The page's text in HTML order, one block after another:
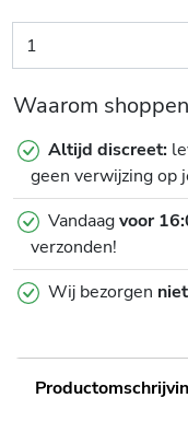
Waarom
Altijd discreet:
geen verwijzing op
Vandaagvoor
verzonden!
Wij bezorgen